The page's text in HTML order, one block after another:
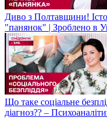
Диво з Полтавщини!
"панянок" | Зроблено в
Що таке соціальне
діагноз?? –